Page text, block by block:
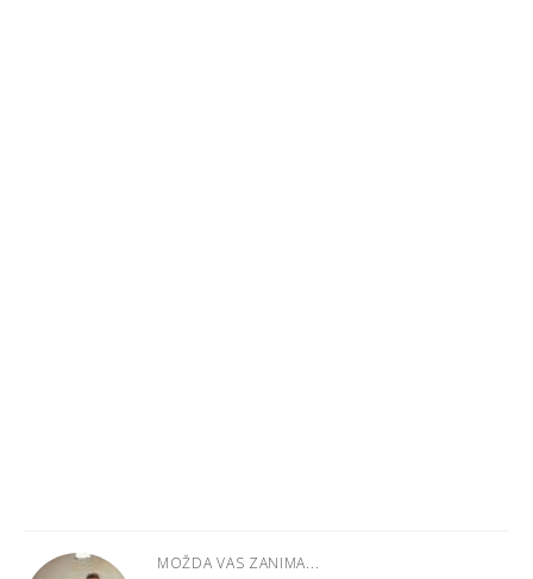
MOŽDA VAS ZANIMA...